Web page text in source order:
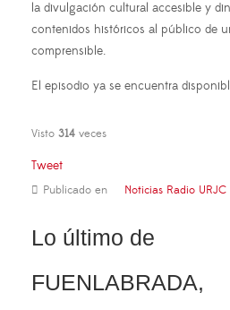
la divulgación cultural accesible y
contenidos históricos al público de
comprensible.
El episodio ya se encuentra
Visto 314 veces
Tweet
Publicado en Noticias Radio URJC
Lo último de
FUENLABRADA,